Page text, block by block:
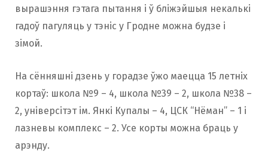
вырашэння гэтага пытання і ў бліжэйшыя некалькі
гадоў пагуляць у тэніс у Гродне можна будзе і
зімой.
На сённяшні дзень у горадзе ўжо маецца 15 летніх
кортаў: школа №9 – 4, школа №39 – 2, школа №38 –
2, універсітэт ім. Янкі Купалы – 4, ЦСК “Нёман” – 1 і
лазневы комплекс – 2. Усе корты можна браць у
арэнду.